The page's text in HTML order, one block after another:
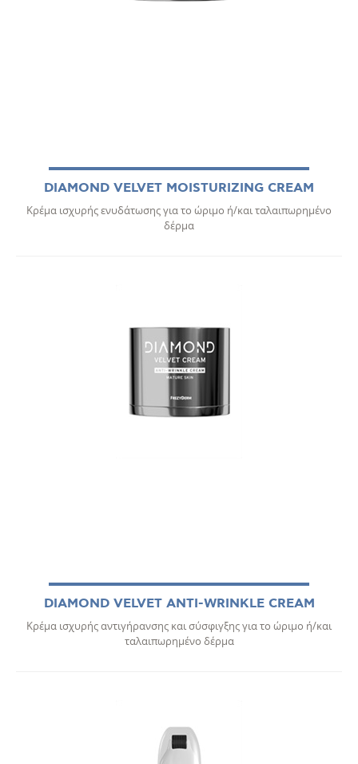
DIAMOND VELVET MOISTURIZING CREAM
Κρέμα ισχυρής ενυδάτωσης για το ώριμο ή/και ταλαιπωρημένο
δέρμα
DIAMOND VELVET ΑΝΤΙ-WRINKLE CREAM
Κρέμα ισχυρής αντιγήρανσης και σύσφιγξης για το ώριμο ή/και
ταλαιπωρημένο δέρμα